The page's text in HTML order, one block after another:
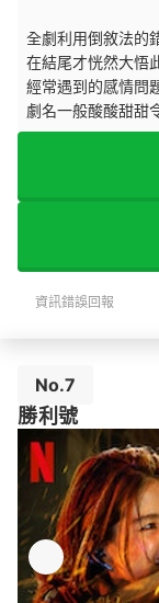
全劇利用倒敘法的
在結尾才恍然大悟
經常遇到的感情問
劇名一般酸酸甜甜
資訊錯誤回報
No.7
勝利號